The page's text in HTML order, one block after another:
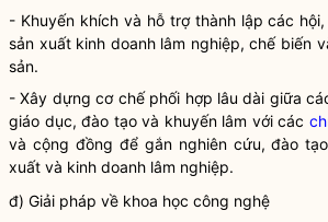
- Khuyến khích và hỗ trợ thành lập các
sản xuất kinh doanh lâm nghiệp, chế biến
sản.
- Xây dựng cơ chế phối hợp lâu dài giữa
giáo dục, đào tạo và khuyến lâm với các
và cộng đồng để gắn nghiên cứu, đào
xuất và kinh doanh lâm nghiệp.
đ) Giải pháp về khoa học công nghệ